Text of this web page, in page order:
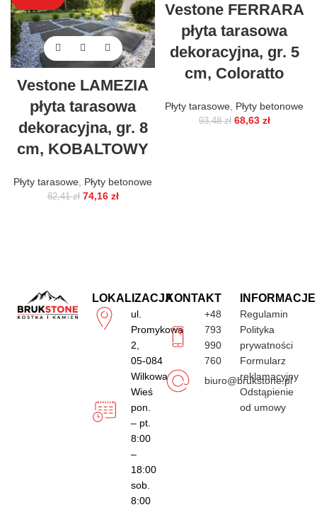
Vestone LAMEZIA
płyta tarasowa
dekoracyjna, gr. 8
cm, KOBALTOWY
Płyty tarasowe Płyty betonowe
82,41zł 74,16 zł
Vestone FERRARA
płyta tarasowa
dekoracyjna, gr. 5
cm, Coloratto
Płyty tarasowe Płyty betonowe
93,48zł 68,63 zł
LOKALIZACJA
ul.
Promykowa
2,
05-084
Wilkowa
Wieś
pon.
– pt.
8:00
–
18:00
sob.
8:00
KONTAKT
+48
793
990
760
biuro@brukstone.pl
INFORMACJE
Regulamin
Polityka
prywatności
Formularz
reklamacyjny
Odstąpienie
od umowy